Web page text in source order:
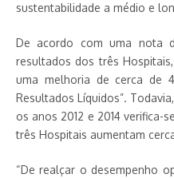
sustentabilidade a médio e
De acordo com uma nota
resultados dos três
uma melhoria de cerca de
Resultados Líquidos”.
os anos 2012 e 2014 verifica-
três Hospitais aumentam
“De realçar o desempenho